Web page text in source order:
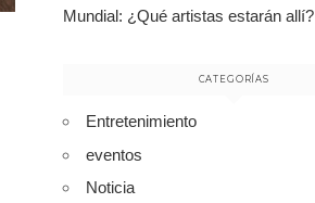
Mundial: ¿Qué artistas estarán allí?
CATEGORÍAS
Entretenimiento
eventos
Noticia